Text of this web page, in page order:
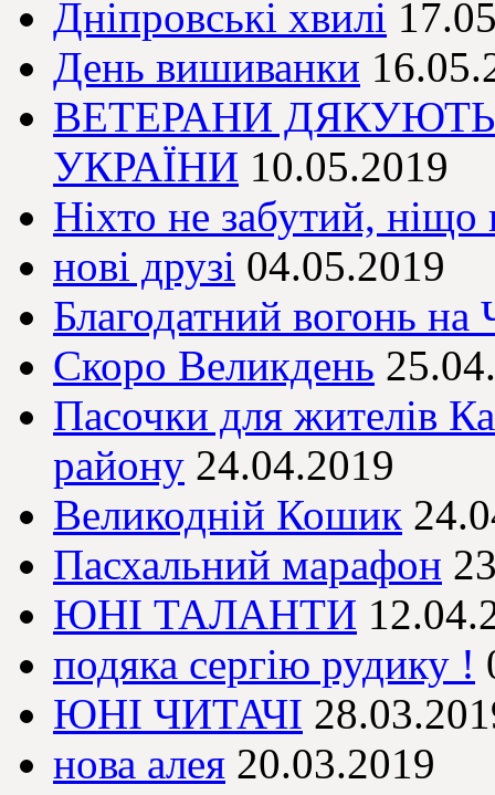
Дніпровські хвилі
День вишиванки
ВЕТЕРАНИ
УКРАЇНИ 10.05.2019
Ніхто не забутий, ніщо
нові друзі 04.05.2019
Благодатний вогонь на
Скоро Великдень
Пасочки для жителів
району 24.04.2019
Великодній Кошик
Пасхальний марафон
ЮНІ ТАЛАНТИ
подяка сергію рудику !
ЮНІ ЧИТАЧІ
нова алея 20.03.2019